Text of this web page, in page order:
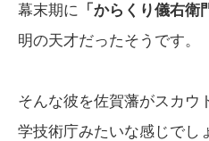
幕末期に 「からくり儀右衛
明の天才だったそうです。
そんな彼を佐賀藩がスカウ
学技術庁みたいな感じでし